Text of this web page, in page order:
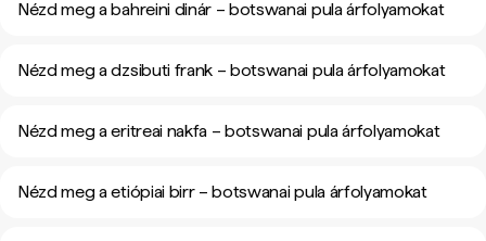
Nézd meg a bahreini dinár – botswanai pula árfolyamokat
Nézd meg a dzsibuti frank – botswanai pula árfolyamokat
Nézd meg a eritreai nakfa – botswanai pula árfolyamokat
Nézd meg a etiópiai birr – botswanai pula árfolyamokat